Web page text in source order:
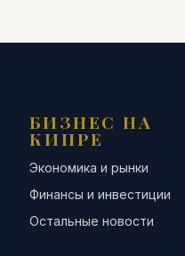
БИЗНЕС НА
КИПРЕ
Экономика и рынки
Финансы и инвестиции
Остальные новости